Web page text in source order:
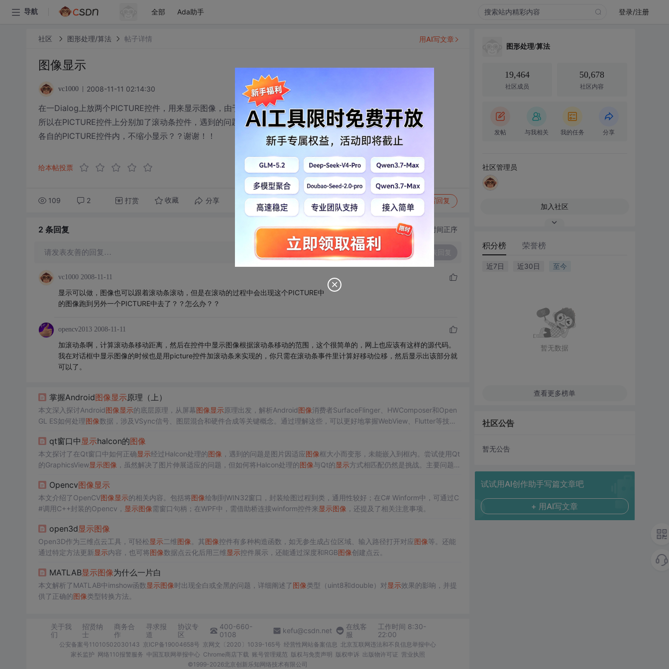
导航 全部 Ada助手 登录/注册
社区 图形处理/算法 帖子详情
图像显示
vc1000 2008-11-11 02:14:30
在一Dialog上放两个PICTURE控件，用来显示图像，由于图像比较大，
所以在PICTURE控件上分别加了滚动条控件，遇到的问题是如何使图像显示在
各自的PICTURE控件内，不缩小显示？？谢谢！！
给本帖投票
109 2 打赏 收藏 分享 转发到动态 举报 写回复
用AI写文章
2 条回复 切换为时间正序
请发表友善的回复…
vc1000 2008-11-11
显示可以做，图像也可以跟着滚动条滚动，但是在滚动的过程中会出现这个PICTURE中
的图像跑到另外一个PICTURE中去了？？怎么办？？
opencv2013 2008-11-11
加滚动条啊，计算滚动条移动距离，然后在控件中显示图像根据滚动条移动的范围，这个很简单的，网上也应该有这样的源代码。
我在对话框中显示图像的时候也是用picture控件加滚动条来实现的，你只需在滚动条事件里计算好移动位移，然后显示出该部分就
可以了。
掌握Android图像显示原理（上）
本文深入探讨Android图像 显示的底层原理，从屏幕图像 显示原理出发，解析Android图像消费者SurfaceFlinger、HWComposer和Open
GL ES如何处理图像数据，涉及VSync信号、图层混合和硬件合成等关键概念。通过理解这些，可以更好地掌握WebView、Flutter等技术
qt窗口中 显示halcon的图像
本文探讨了在Qt窗口中如何正确显示经过Halcon处理的图像 ，遇到的问题是图片因适应图像框大小而变形，未能嵌入到框内。尝试使用Qt
的GraphicsView显示图像 ，虽然解决了图片伸展适应的问题，但如何将Halcon处理的图像与Qt的显示方式相匹配仍然是挑战。主要问题在
Opencv图像显示
本文介绍了OpenCV图像 显示的相关内容。包括将图像绘制到WIN32窗口，封装绘图过程到类，通用性较好；在C# Winform中，可通过C
#调用C++封装的Opencv， 显示图像需窗口句柄；在WPF中，需借助桥连接winform控件来 显示图像 ，还提及了相关注意事项。
open3d显示图像
Open3D作为三维点云工具，可轻松显示二维图像 。其图像控件有多种构造函数，如无参生成占位区域、输入路径打开对应图像等。还能
通过特定方法更新显示内容，也可将图像数据点云化后用三维显示控件展示，还能通过深度和RGB图像创建点云。
MATLAB显示图像为什么一片白
本文解析了MATLAB中imshow函数显示图像时出现全白或全黑的问题，详细阐述了图像类型（uint8和double）对显示效果的影响，并提
供了正确的图像类型转换方法。
关于我
们
招贤纳
士
商务合
作
寻求报
道
协议专
区
400-660-
0108
kefu@csdn.net
在线客
服
工作时间 8:30-
22:00
公安备案号11010502030143 京ICP备19004658号 京网文〔2020〕1039-165号 经营性网站备案信息 北京互联网违法和不良信息举报中心
家长监护 网络110报警服务 中国互联网举报中心 Chrome商店下载 账号管理规范 版权与免责声明 版权申诉 出版物许可证 营业执照
©1999-2026北京创新乐知网络技术有限公司
图形处理/算法
19,464
社区成员
50,678
社区内容
发帖 与我相关 我的任务 分享
社区管理员
加入社区
积分榜 荣誉榜
近7日 近30日 至今
暂无数据
查看更多榜单
社区公告
暂无公告
试试用AI创作助手写篇文章吧
+ 用AI写文章